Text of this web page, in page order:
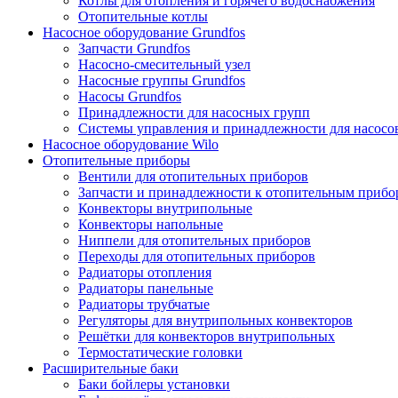
Отопительные котлы
Насосное оборудование Grundfos
Запчасти Grundfos
Насосно-смесительный узел
Насосные группы Grundfos
Насосы Grundfos
Принадлежности для насосных групп
Системы управления и принадлежности для
Насосное оборудование Wilo
Отопительные приборы
Вентили для отопительных приборов
Запчасти и принадлежности к отопительным
Конвекторы внутрипольные
Конвекторы напольные
Ниппели для отопительных приборов
Переходы для отопительных приборов
Радиаторы отопления
Радиаторы панельные
Радиаторы трубчатые
Регуляторы для внутрипольных конвекторов
Решётки для конвекторов внутрипольных
Термостатические головки
Расширительные баки
Баки бойлеры установки